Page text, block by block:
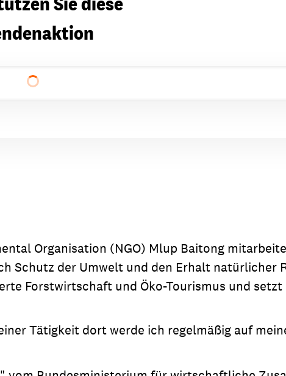
Organisation (NGO) Mlup Baitong
Schutz der Umwelt und den Erhalt natürlicher
Forstwirtschaft und Öko-Tourismus und
Tätigkeit dort werde ich regelmäßig auf